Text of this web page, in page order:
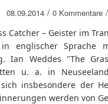
08.09.2014 / 0 Kommentare /
Catcher – Geister im
in englischer Sprache
Ian Weddes "The
u. a. in
insbesondere der
werden von